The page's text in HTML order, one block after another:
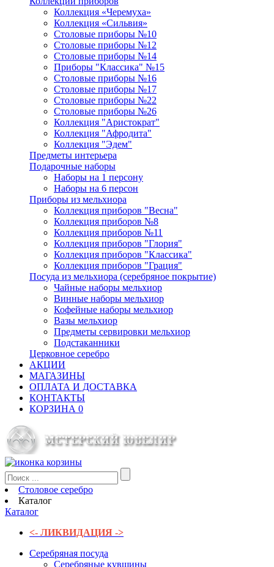
Коллекция «Черемуха»
Коллекция «Сильвия»
Столовые приборы №10
Столовые приборы №12
Столовые приборы №14
Приборы "Классика" №15
Столовые приборы №16
Столовые приборы №17
Столовые приборы №22
Столовые приборы №26
Коллекция "Аристократ"
Коллекция "Афродита"
Коллекция "Эдем"
Предметы интерьера
Подарочные наборы
Наборы на 1 персону
Наборы на 6 персон
Приборы из мельхиора
Коллекция приборов "Весна"
Коллекция приборов №8
Коллекция приборов №11
Коллекция приборов "Глория"
Коллекция приборов "Классика"
Коллекция приборов "Грация"
Посуда из мельхиора (серебряное покрытие)
Чайные наборы мельхиор
Винные наборы мельхиор
Кофейные наборы мельхиор
Вазы мельхиор
Предметы сервировки мельхиор
Подстаканники
Церковное серебро
АКЦИИ
МАГАЗИНЫ
ОПЛАТА И ДОСТАВКА
КОНТАКТЫ
КОРЗИНА 0
Столовое серебро
Каталог
Каталог
<- ЛИКВИДАЦИЯ ->
Серебряная посуда
Серебряные кувшины